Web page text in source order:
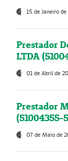
15 de Janeiro
Prestador
LTDA
01 de Abril de
Prestador
(51004355-
07 de Maio de